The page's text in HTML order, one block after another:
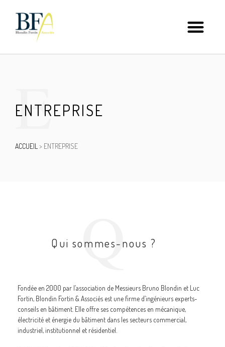
E
ENTREPRISE
ACCUEIL > ENTREPRISE
Q
Qui sommes-nous ?
Fondée en 2000 par l’association de Messieurs Bruno Blondin et Luc
Fortin, Blondin Fortin & Associés est une firme d’ingénieurs experts-
conseils en bâtiment. Elle offre ses compétences en mécanique,
électricité et énergie du bâtiment dans les secteurs commercial,
industriel, institutionnel et résidentiel.